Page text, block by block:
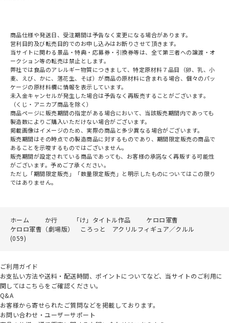
商品仕様や発送日、受注期間は予告なく変更になる場合があります。
営利目的及び転売目的でのお申し込みはお断りさせて頂きます。
当サイトに関わる景品・特典・応募券・引換券等は、全て第三者への譲渡・オ
ークション等の転売は禁止とします。
弊社では食品のアレルギー物質につきまして、特定原材料７品目（卵、乳、小
麦、えび、かに、落花生、そば）が商品の原材料に含まれる場合、個々のパッ
ケージの原材料欄に情報を表示しています。
未入金キャンセルが発生した場合は予告なく再販売することがございます。
（くじ・アニカプ商品を除く）
商品ページに販売期間の指定がある場合において、当該販売期間内であっても
製造数によりご購入いただけない場合がございます。
掲載画像はイメージのため、実際の商品と多少異なる場合がございます。
販売期間はその時点での製造商品に対するものであり、期間限定販売の商品で
あることを示唆するものではございません。
販売期間が設定されている商品であっても、お客様の承諾なく再販する可能性
がございます。予めご了承ください。
ただし「期間限定販売」「数量限定販売」と明示したものについてはこの限り
ではありません。
ホーム か行 「け」タイトル作品
ケロロ軍曹
ケロロ軍曹（劇場版） ころっと アクリルフィギュア／クルル
(059)
ご利用ガイド
お支払い方法や送料・配送時間、ポイントについてなど、当サイトのご利用に
関してはこちらをご確認ください。
Q&A
お客様から寄せられたご質問などを掲載しております。
お問い合わせ・ユーザーサポート